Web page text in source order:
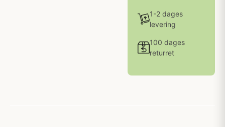
1-2 dages
levering
100 dages
returret